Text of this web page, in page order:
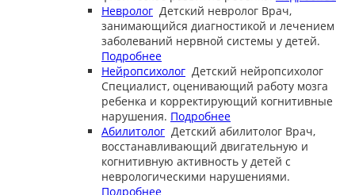
Невролог Детский невролог Врач,
занимающийся диагностикой и лечением
заболеваний нервной системы у детей.
Подробнее
Нейропсихолог Детский нейропсихолог
Специалист, оценивающий работу мозга
ребенка и корректирующий когнитивные
нарушения. Подробнее
Абилитолог Детский абилитолог Врач,
восстанавливающий двигательную и
когнитивную активность у детей с
неврологическими нарушениями.
Подробнее